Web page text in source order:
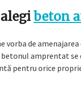
alegibeton
vorba de
amprentat se
pentru orice